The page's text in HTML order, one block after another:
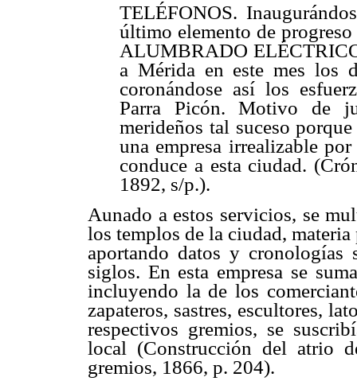
TELÉFONOS.
último elemento de
ALUMBRADO
a Mérida en este mes los
coronándose así los
Parra Picón. Motivo de
merideños tal suceso
una empresa irrealizable
conduce a esta ciudad.
1892, s/p.).
Aunado a estos servicios, se
los templos de la ciudad,
aportando datos y cronologías
siglos. En esta empresa se
incluyendo la de los
zapateros, sastres, escultores,
respectivos gremios, se
local (Construcción del atrio
gremios, 1866, p. 204).